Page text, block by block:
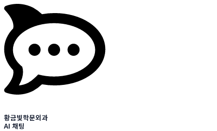
황금빛학문외과
AI 채팅